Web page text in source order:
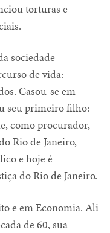
torturas e
sociedade
de vida:
Casou-se em
seu primeiro filho:
como procurador,
Rio de Janeiro,
e hoje é
do Rio de Janeiro.
e em Economia. Ali
de 60, sua